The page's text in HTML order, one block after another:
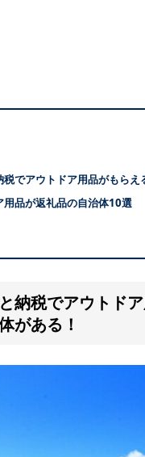
でアウトドア用品がもらえ
用品が返礼品の自治体10選
納税でアウトド
がある！